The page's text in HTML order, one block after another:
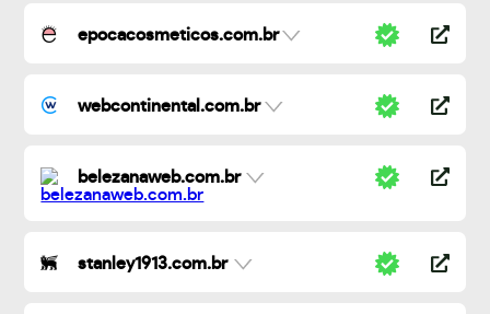
epocacosmeticos.com.br
webcontinental.com.br
belezanaweb.com.br
stanley1913.com.br